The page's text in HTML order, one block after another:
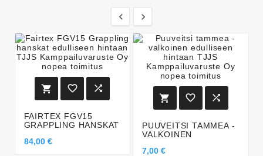
 
  
FAIRTEX FGV15
GRAPPLING HANSKAT
84,00 €
  
PUUVEITSI TAMMEA -
VALKOINEN
7,00 €